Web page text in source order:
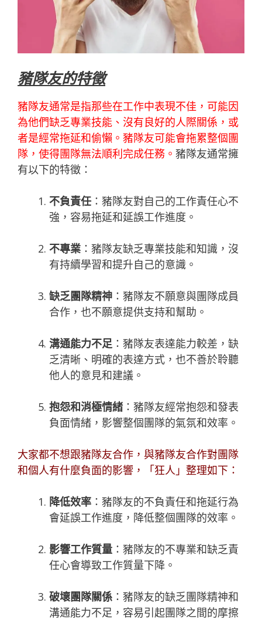
豬隊友的特徵
豬隊友通常是指那些在工作中表現不佳，可能因
為他們缺乏專業技能、沒有良好的人際關係，或
者是經常拖延和偷懶。豬隊友可能會拖累整個團
隊，使得團隊無法順利完成任務。 豬隊友通常擁
有以下的特徵：
不負責任 ：豬隊友對自己的工作責任心不
強，容易拖延和延誤工作進度。
不專業 ：豬隊友缺乏專業技能和知識，沒
有持續學習和提升自己的意識。
缺乏團隊精神 ：豬隊友不願意與團隊成員
合作，也不願意提供支持和幫助。
溝通能力不足 ：豬隊友表達能力較差，缺
乏清晰、明確的表達方式，也不善於聆聽
他人的意見和建議。
抱怨和消極情緒：豬隊友經常抱怨和發表
負面情緒，影響整個團隊的氣氛和效率。
大家都不想跟豬隊友合作，與豬隊友合作對團隊
和個人有什麼負面的影響，「狂人 」整理如下：
降低效率 ：豬隊友的不負責任和拖延行為
會延誤工作進度，降低整個團隊的效率。
影響工作質量 ：豬隊友的不專業和缺乏責
任心會導致工作質量下降。
破壞團隊關係 ：豬隊友的缺乏團隊精神和
溝通能力不足，容易引起團隊之間的摩擦